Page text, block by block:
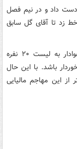
دست داد و در نیم فصل
زد تا آقای گل سابق
با این حال او در بازی قبلی پرسپولیس برابر هوادار به لیست ۲۰ نفره
باشد. با این حال
این مهاجم مالیایی